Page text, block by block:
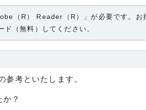
（R） Reader（R）」が必要です。お
ド（無料）してください。
参考といたします。
？